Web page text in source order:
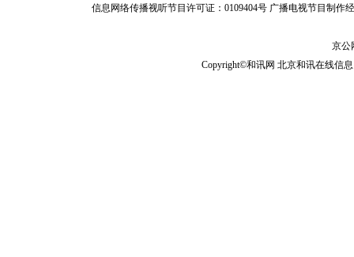
信息网络传播视听节目许可证：0109404号 广播电视节目制作
京公
Copyright©和讯网 北京和讯在线信